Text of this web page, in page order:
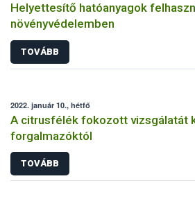
Helyettesítő hatóanyagok
növényvédelemben
TOVÁBB
2022. január 10., hétfő
A citrusfélék fokozott vizsgálatát
forgalmazóktól
TOVÁBB